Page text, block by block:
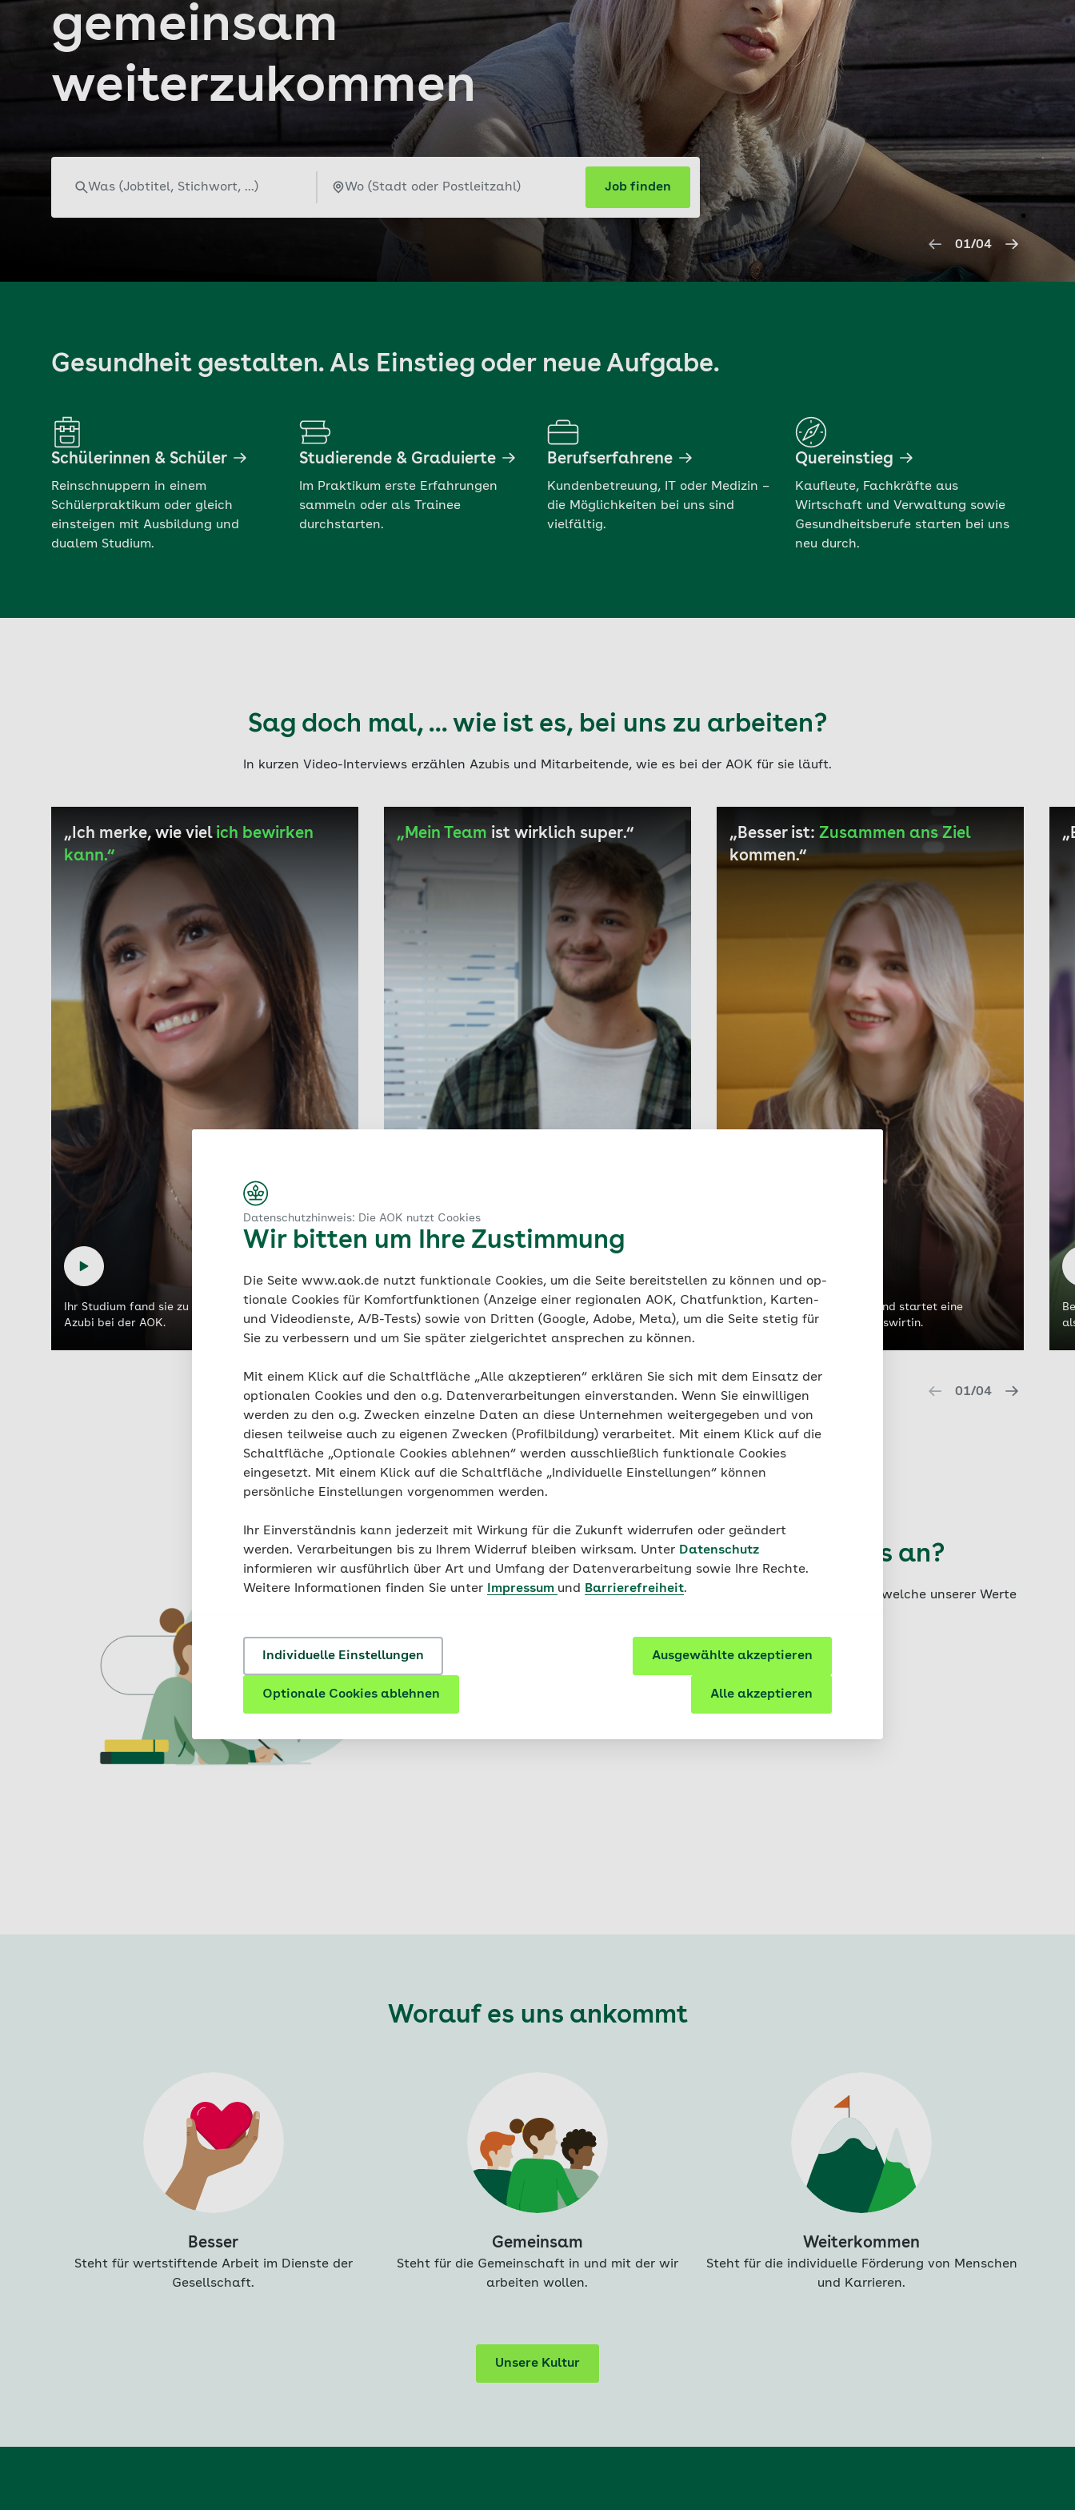
Datenschutzhinweis: Die AOK nutzt Cookies
Wir bitten um Ihre Zustimmung
Die Seite www.aok.de nutzt funktionale Cookies, um die Seite bereitstellen zu können und op-
tionale Cookies für Komfortfunktionen (Anzeige einer regionalen AOK, Chatfunktion, Karten-
und Videodienste, A/B-Tests) sowie von Dritten (Google, Adobe, Meta), um die Seite stetig für
Sie zu verbessern und um Sie später zielgerichtet ansprechen zu können.
Mit einem Klick auf die Schaltfläche „Alle akzeptieren“ erklären Sie sich mit dem Einsatz der
optionalen Cookies und den o.g. Datenverarbeitungen einverstanden. Wenn Sie einwilligen
werden zu den o.g. Zwecken einzelne Daten an diese Unternehmen weitergegeben und von
diesen teilweise auch zu eigenen Zwecken (Profilbildung) verarbeitet. Mit einem Klick auf die
Schaltfläche „Optionale Cookies ablehnen“ werden ausschließlich funktionale Cookies
eingesetzt. Mit einem Klick auf die Schaltfläche „Individuelle Einstellungen“ können
persönliche Einstellungen vorgenommen werden.
Ihr Einverständnis kann jederzeit mit Wirkung für die Zukunft widerrufen oder geändert
werden. Verarbeitungen bis zu Ihrem Widerruf bleiben wirksam. Unter Datenschutz
informieren wir ausführlich über Art und Umfang der Datenverarbeitung sowie Ihre Rechte.
Weitere Informationen finden Sie unter
Impressum und Barrierefreiheit.
Individuelle Einstellungen Ausgewählte akzeptieren
Optionale Cookies ablehnen Alle akzeptieren
01/04
gemeinsam
weiterzukommen
Ort
Job finden
Gesundheit gestalten. Als Einstieg oder neue Aufgabe.
Schülerinnen & Schüler
Reinschnuppern in einem
Schülerpraktikum oder gleich
einsteigen mit Ausbildung und
dualem Studium.
Studierende & Graduierte
Im Praktikum erste Erfahrungen
sammeln oder als Trainee
durchstarten.
Berufserfahrene
Kundenbetreuung, IT oder Medizin –
die Möglichkeiten bei uns sind
vielfältig.
Quereinstieg
Kaufleute, Fachkräfte aus
Wirtschaft und Verwaltung sowie
Gesundheitsberufe starten bei uns
neu durch.
Sag doch mal, ... wie ist es, bei uns zu arbeiten?
In kurzen Video-Interviews erzählen Azubis und Mitarbeitende, wie es bei der AOK für sie läuft.
„Ich merke, wie viel ich bewirken
kann.“
Ihr Studium fand sie zu theorielastig. Jetzt ist Aylin
Azubi bei der AOK.
„Mein Team ist wirklich super.“
Janik ist Systemadministrator und studiert neben
dem Beruf.
„Besser ist: Zusammen ans Ziel
kommen.“
Marie ist Kundenberaterin und startet eine
Fortbildung zur AOK-Betriebswirtin.
01/04
AOK-Kulturtest
Auf welche Werte kommt es an?
Jetzt den AOK-Kulturtest machen und herausfinden, welche unserer Werte
Worauf es uns ankommt
Besser
Steht für wertstiftende Arbeit im Dienste der
Gesellschaft.
Gemeinsam
Steht für die Gemeinschaft in und mit der wir
arbeiten wollen.
Weiterkommen
Steht für die individuelle Förderung von Menschen
und Karrieren.
Unsere Kultur